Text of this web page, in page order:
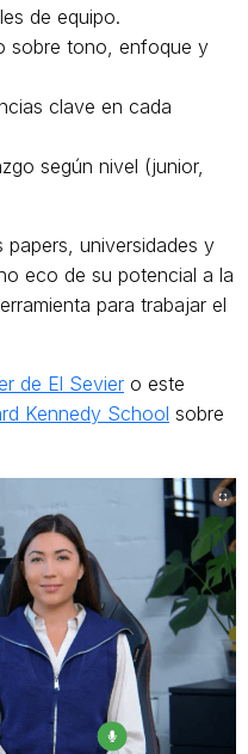
de equipo.
sobre tono, enfoque y
clave en cada
según nivel (junior,
papers, universidades y
eco de su potencial a la
para trabajar el
de El Sevier o este
Kennedy School sobre